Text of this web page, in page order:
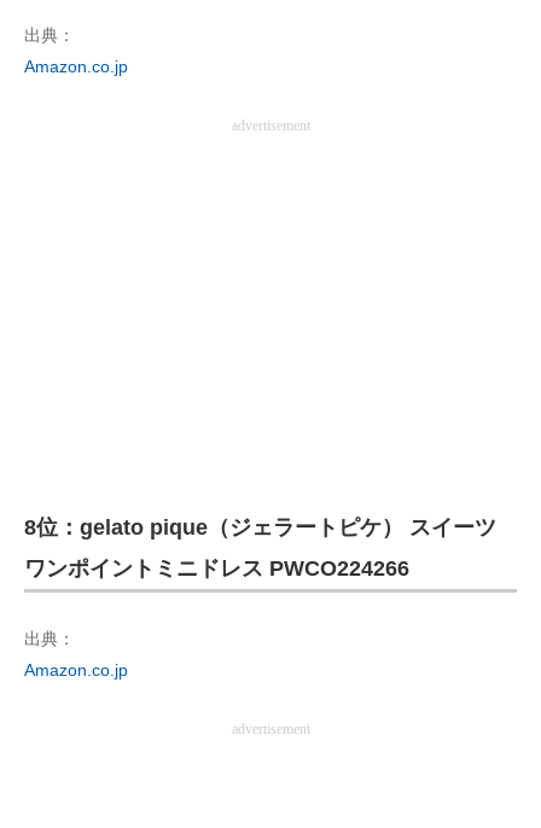
エレクトロニクス専門サイト
出典：
Amazon.co.jp
advertisement
8位：gelato pique（ジェラートピケ） スイーツ
ワンポイントミニドレス PWCO224266
出典：
Amazon.co.jp
advertisement